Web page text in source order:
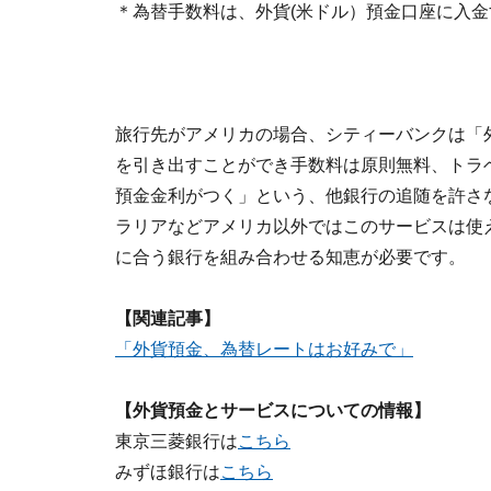
＊為替手数料は、外貨(米ドル）預金口座に入
旅行先がアメリカの場合、シティーバンクは
を引き出すことができ手数料は原則無料、ト
預金金利がつく」という、他銀行の追随を許
ラリアなどアメリカ以外ではこのサービスは
に合う銀行を組み合わせる知恵が必要です。
【関連記事】
「外貨預金、為替レートはお好みで」
【外貨預金とサービスについての情報】
東京三菱銀行はこちら
みずほ銀行はこちら